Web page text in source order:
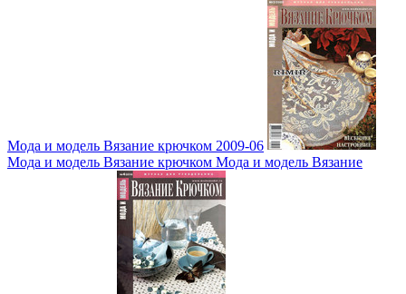
Мода и модель Вязание крючком 2009-06
Мода и модель Вязание крючком Мода и модель Вязание